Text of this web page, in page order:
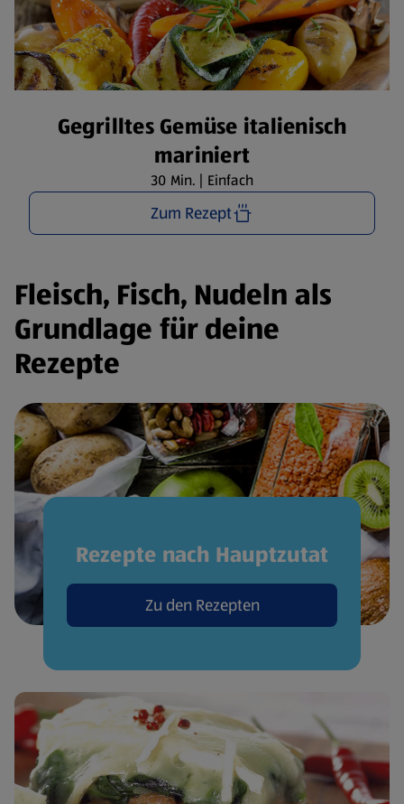
Gegrilltes Gemüse italienisch
mariniert
30 Min. | Einfach
Zum Rezept
Fleisch, Fisch, Nudeln als
Grundlage für deine
Rezepte
Rezepte nach Hauptzutat
Zu den Rezepten